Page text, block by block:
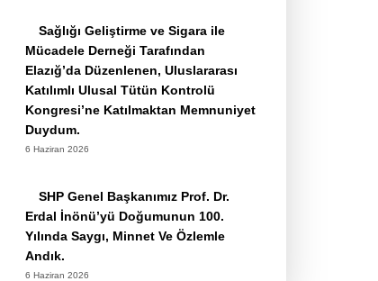
Sağlığı Geliştirme ve Sigara ile
Mücadele Derneği Tarafından
Elazığ’da Düzenlenen, Uluslararası
Katılımlı Ulusal Tütün Kontrolü
Kongresi’ne Katılmaktan Memnuniyet
Duydum.
6 Haziran 2026
SHP Genel Başkanımız Prof. Dr.
Erdal İnönü’yü Doğumunun 100.
Yılında Saygı, Minnet Ve Özlemle
Andık.
6 Haziran 2026